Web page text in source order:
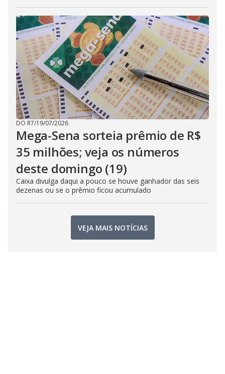
DO R7/19/07/2026
Mega-Sena sorteia prêmio de R$
35 milhões; veja os números
deste domingo (19)
Caixa divulga daqui a pouco se houve ganhador das seis
dezenas ou se o prêmio ficou acumulado
VEJA MAIS NOTÍCIAS